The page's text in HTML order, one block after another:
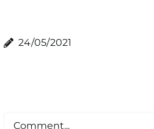
24/05/2021
Comment